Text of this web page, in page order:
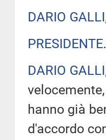
DARIO GALLI
PRESIDENTE
DARIO GALLI
hanno già
d'accordo